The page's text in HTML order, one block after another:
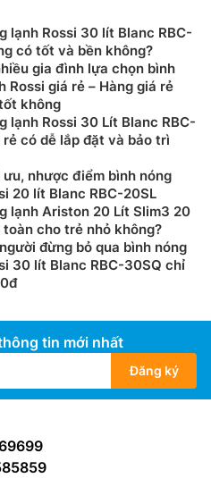
lạnh Rossi 30 lít Blanc RBC-
có tốt và bền không?
gia đình lựa chọn bình
Rossi giá rẻ – Hàng giá rẻ
không
lạnh Rossi 30 Lít Blanc RBC-
rẻ có dễ lắp đặt và bảo trì
nhược điểm bình nóng
20 lít Blanc RBC-20SL
lạnh Ariston 20 Lít Slim3 20
toàn cho trẻ nhỏ không?
đừng bỏ qua bình nóng
30 lít Blanc RBC-30SQ chỉ
tin mới nhất
Đăng ký